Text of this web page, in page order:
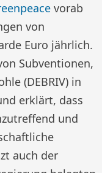
vorab
von
Euro jährlich.
Subventionen,
(DEBRIV) in
erklärt, dass
und
auch der